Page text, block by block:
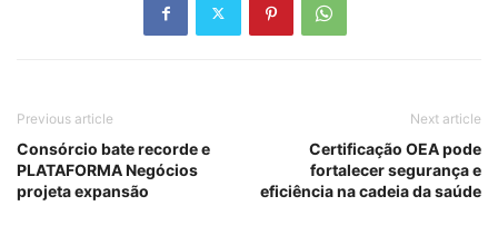
Previous article
Consórcio bate recorde e
PLATAFORMA Negócios
projeta expansão
Next article
Certificação OEA pode
fortalecer segurança e
eficiência na cadeia da saúde